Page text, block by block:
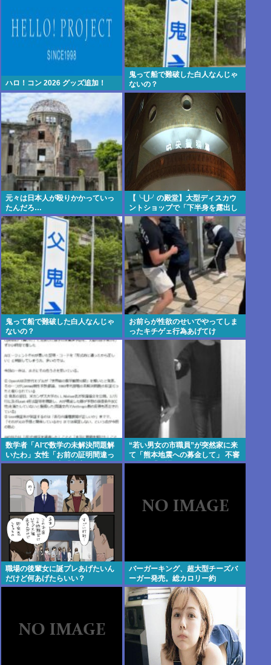
ハロ！コン 2026 グッズ追加！
鬼って船で難破した白人なんじゃ
ないの？
元々は日本人が殴りかかっていっ
たんだろ…
【╰⋃╯の殿堂】大型ディスカウ
ントショップで「下半身を露出し
た男を確保している」 31歳の男を
現行犯逮捕 札幌
鬼って船で難破した白人なんじゃ
ないの？
お前らが性欲のせいでやってしま
ったキチゲェ行為あげてけ
数学者「AIで数学の未解決問題解
いたわ」女性「お前の証明間違っ
てるやん」数学者「内容デタラメ
で草。AI使うのヘタ？」→女性大
“若い男女の市職員”が突然家に来
て「熊本地震への募金して」 不審
に思い「何課ですか?」と問うと
職場の後輩女に誕プレあげたいん
だけど何あげたらいい？
バーガーキング、超大型チーズバ
ーガー発売。総カロリー約
1656kcal 単品2490円